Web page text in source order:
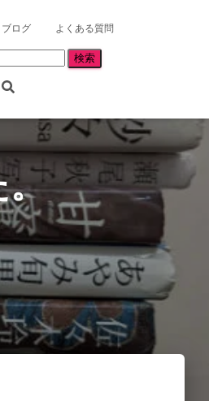
ブログ よくある質問
。